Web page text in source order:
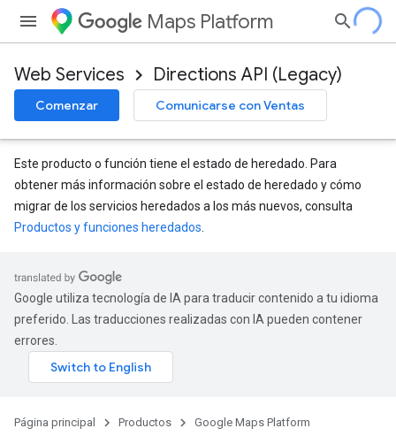
Maps Platform
Web Services Directions API (Legacy)
Comenzar Comunicarse con Ventas
Este producto o función tiene el estado de heredado. Para
obtener más información sobre el estado de heredado y cómo
migrar de los servicios heredados a los más nuevos, consulta
Productos y funciones heredados
Google utiliza tecnología de IA para traducir contenido a tu idioma
preferido. Las traducciones realizadas con IA pueden contener
errores.
Página principal Productos
Google Maps Platform